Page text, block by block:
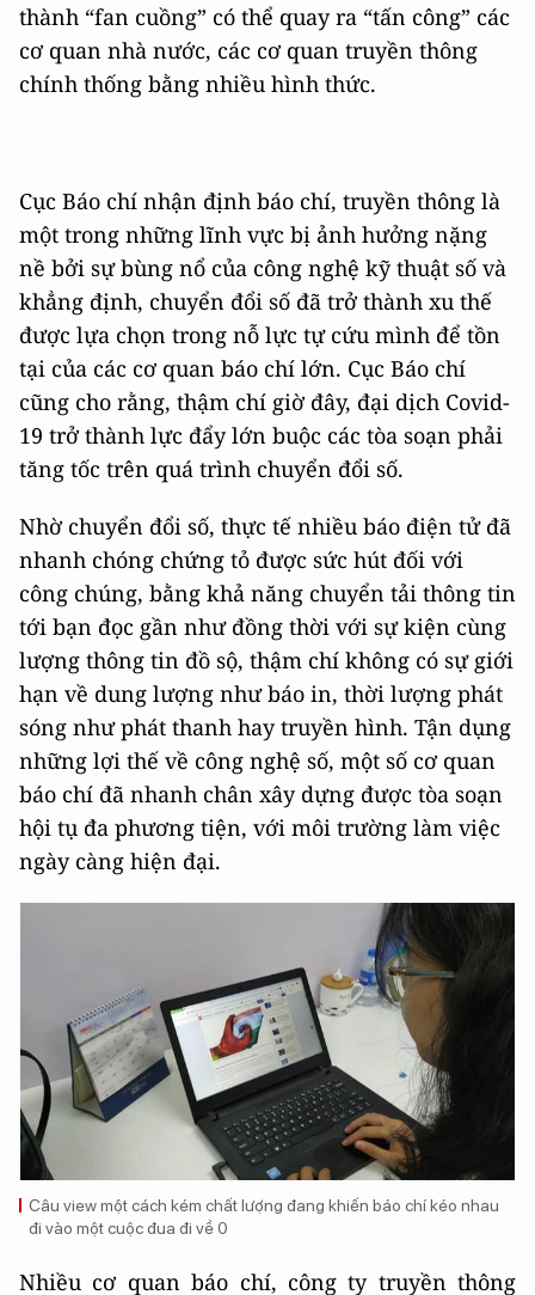
thành “fan cuồng” có thể quay ra “tấn công” các
cơ quan nhà nước, các cơ quan truyền thông
chính thống bằng nhiều hình thức.
Cục Báo chí nhận định báo chí, truyền thông là
một trong những lĩnh vực bị ảnh hưởng nặng
nề bởi sự bùng nổ của công nghệ kỹ thuật số và
khẳng định, chuyển đổi số đã trở thành xu thế
được lựa chọn trong nỗ lực tự cứu mình để tồn
tại của các cơ quan báo chí lớn. Cục Báo chí
cũng cho rằng, thậm chí giờ đây, đại dịch Covid-
19 trở thành lực đẩy lớn buộc các tòa soạn phải
tăng tốc trên quá trình chuyển đổi số.
Nhờ chuyển đổi số, thực tế nhiều báo điện tử đã
nhanh chóng chứng tỏ được sức hút đối với
công chúng, bằng khả năng chuyển tải thông tin
tới bạn đọc gần như đồng thời với sự kiện cùng
lượng thông tin đồ sộ, thậm chí không có sự giới
hạn về dung lượng như báo in, thời lượng phát
sóng như phát thanh hay truyền hình. Tận dụng
những lợi thế về công nghệ số, một số cơ quan
báo chí đã nhanh chân xây dựng được tòa soạn
hội tụ đa phương tiện, với môi trường làm việc
ngày càng hiện đại.
Câu view một cách kém chất lượng đang khiến báo chí kéo nhau
đi vào một cuộc đua đi về 0
Nhiều cơ quan báo chí, công ty truyền thông